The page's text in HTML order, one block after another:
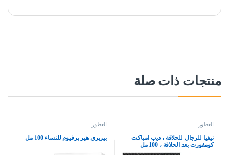
منتجات ذات صلة
العطور
نيفيا للرجال للحلاقة ، ديب امباكت
كومفورت بعد الحلاقة ، 100 مل
العطور
بيربري هير برفيوم للنساء 100 مل